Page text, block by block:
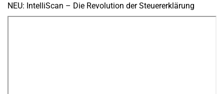
NEU: IntelliScan – Die Revolution der Steuererklärung